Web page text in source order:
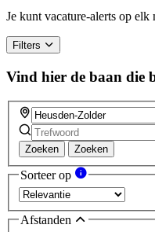
Je kunt vacature-alerts op elk
Filters
Vind hier de baan die
Zoeken Zoeken
Sorteer op
Afstanden